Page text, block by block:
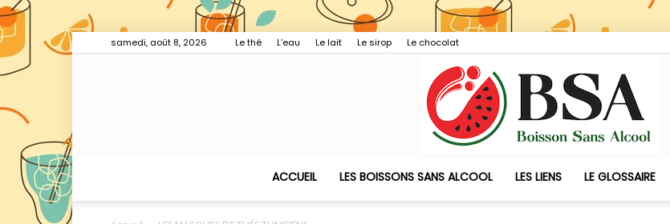
samedi, août 8, 2026 Le thé L’eau Le lait Le sirop Le chocolat
ACCUEIL LES BOISSONS SANS ALCOOL LES LIENS LE GLOSSAIRE